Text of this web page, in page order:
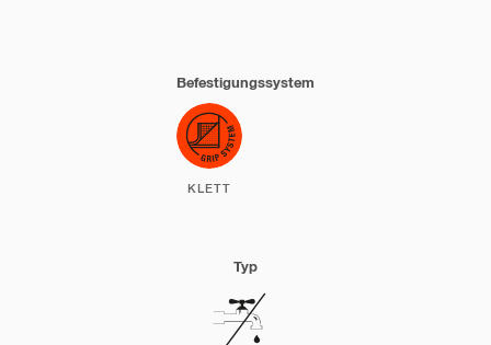
Befestigungssystem
KLETT
Typ